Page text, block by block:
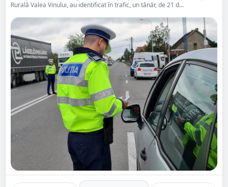
Rurală Valea Vinului, au identificat în trafic, un tânăr, de 21 d...